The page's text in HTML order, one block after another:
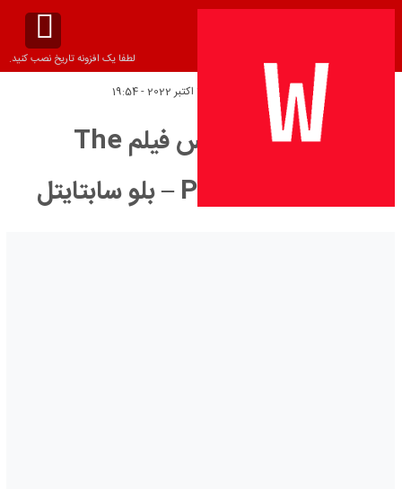
لطفا یک افزونه تاریخ نصب کنید.
تاریخ انتشار:
دانلود زیرنویس فیلم The
Possessed 2021 – بلو سابتايتل